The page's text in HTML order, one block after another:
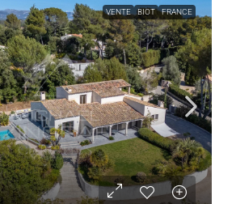
VENTE BIOT FRANCE